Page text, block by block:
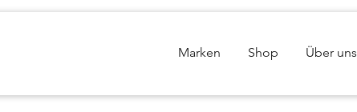
Marken Shop Über uns